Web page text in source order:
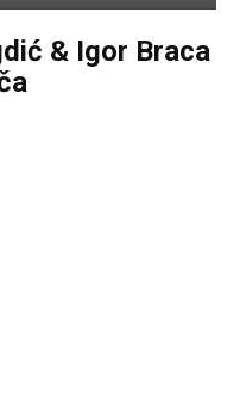
& Igor Braca